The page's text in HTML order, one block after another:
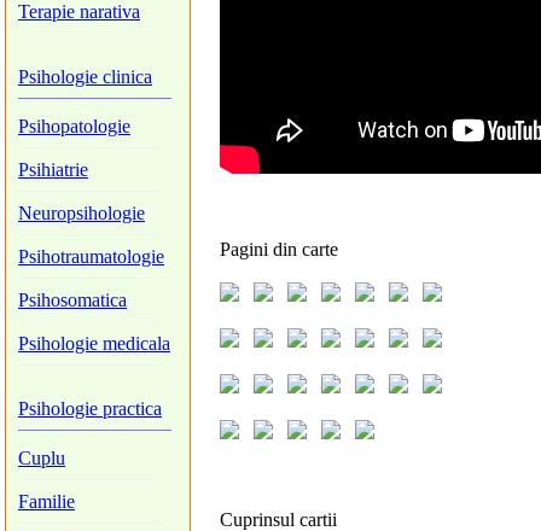
Terapie narativa
Psihologie clinica
Psihopatologie
Psihiatrie
Neuropsihologie
Psihotraumatologie
Psihosomatica
Psihologie medicala
Psihologie practica
Cuplu
Familie
Pagini din carte
Cuprinsul cartii